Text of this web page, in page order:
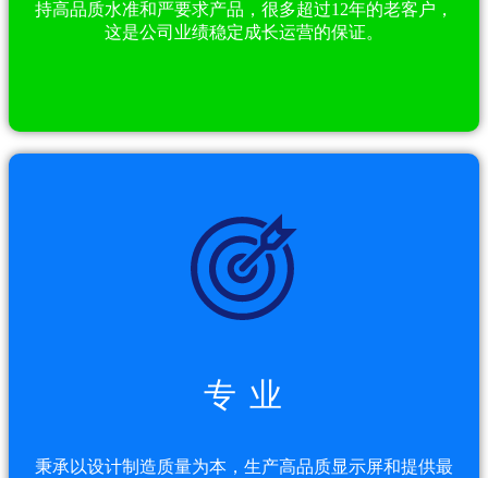
持高品质水准和严要求产品，很多超过12年的老客户，
这是公司业绩稳定成长运营的保证。
专 业
秉承以设计制造质量为本，生产高品质显示屏和提供最